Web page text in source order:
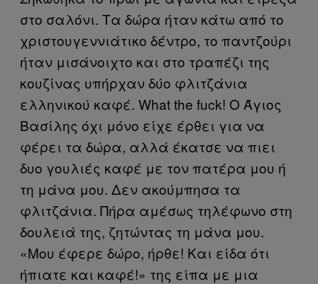
στο σαλόνι. Τα δώρα ήταν κάτω από το
χριστουγεννιάτικο δέντρο, το παντζούρι
ήταν μισάνοιχτο και στο τραπέζι της
κουζίνας υπήρχαν δύο φλιτζάνια
ελληνικού καφέ. What the fuck! Ο Άγιος
Βασίλης όχι μόνο είχε έρθει για να
φέρει τα δώρα, αλλά έκατσε να πιει
δυο γουλιές καφέ με τον πατέρα μου ή
τη μάνα μου. Δεν ακούμπησα τα
φλιτζάνια. Πήρα αμέσως τηλέφωνο στη
δουλειά της, ζητώντας τη μάνα μου.
«Μου έφερε δώρο, ήρθε! Και είδα ότι
ήπιατε και καφέ!» της είπα με μια